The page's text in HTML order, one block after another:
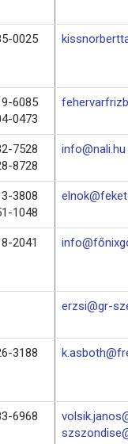
0025
6085
0473
7528
8728
info@nali.hu
3808
1048
2041
erzsi@gr-
3188
6968